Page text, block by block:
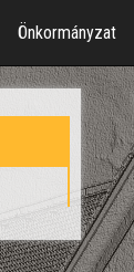
Önkormányzat